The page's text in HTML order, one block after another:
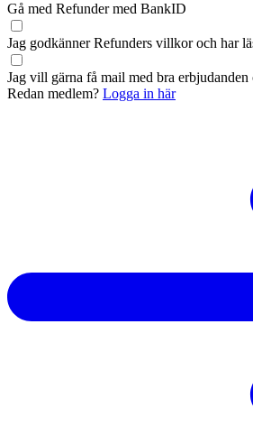
Gå med Refunder med BankID
Jag godkänner Refunders villkoroch har
Jag vill gärna få mail med bra erbjudanden
Redan medlem? Logga in här